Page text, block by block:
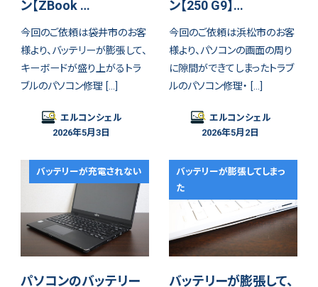
ン【ZBook …
今回のご依頼は袋井市のお客
様より、バッテリーが膨張して、
キーボードが盛り上がるトラ
ブルのパソコン修理 […]
エルコンシェル
2026年5月3日
ン【250 G9】…
今回のご依頼は浜松市のお客
様より、パソコンの画面の周り
に隙間ができてしまったトラブ
ルのパソコン修理・ […]
エルコンシェル
2026年5月2日
バッテリーが充電されない
パソコンのバッテリー
バッテリーが膨張してしまっ
た
バッテリーが膨張して、